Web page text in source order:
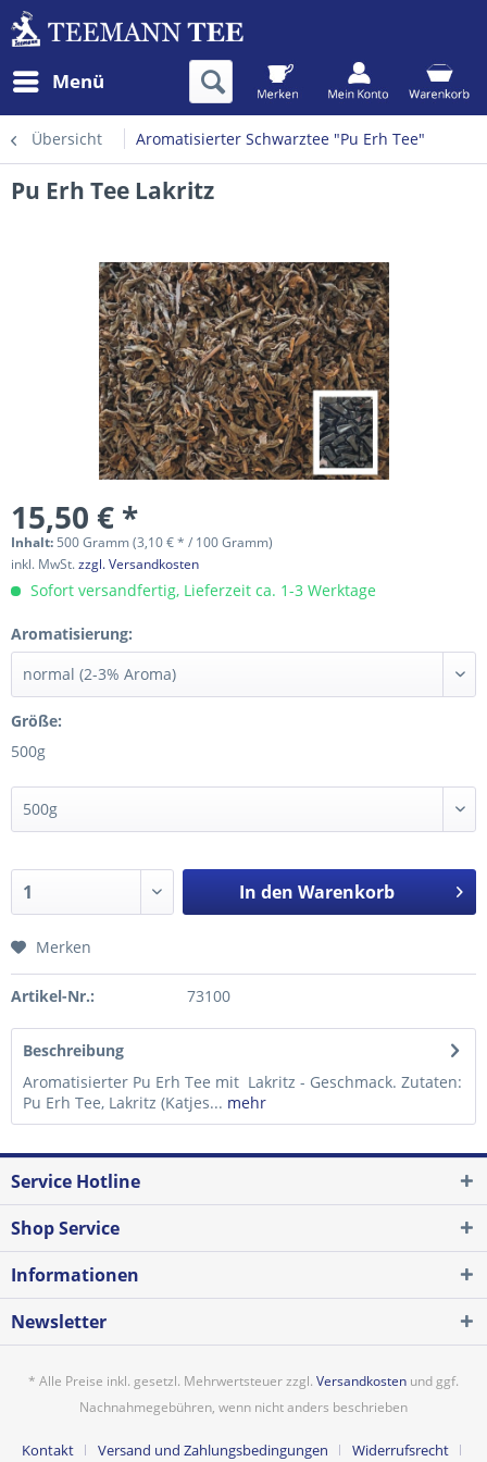
Menü
Übersicht Aromatisierter Schwarztee "Pu Erh Tee"
Pu Erh Tee Lakritz
15,50 € *
Inhalt: 500 Gramm (3,10 € * / 100 Gramm)
inkl. MwSt.zzgl. Versandkosten
Sofort versandfertig, Lieferzeit ca. 1-3 Werktage
Aromatisierung:
Größe:
500g
In den Warenkorb
Merken
Artikel-Nr.: 73100
Beschreibung
Aromatisierter Pu Erh Tee mit Lakritz - Geschmack. Zutaten:
Pu Erh Tee, Lakritz (Katjes... mehr
Service Hotline
Shop Service
Informationen
Newsletter
* Alle Preise inkl. gesetzl. Mehrwertsteuer zzgl. Versandkosten und ggf.
Nachnahmegebühren, wenn nicht anders beschrieben
Kontakt Versand und Zahlungsbedingungen Widerrufsrecht